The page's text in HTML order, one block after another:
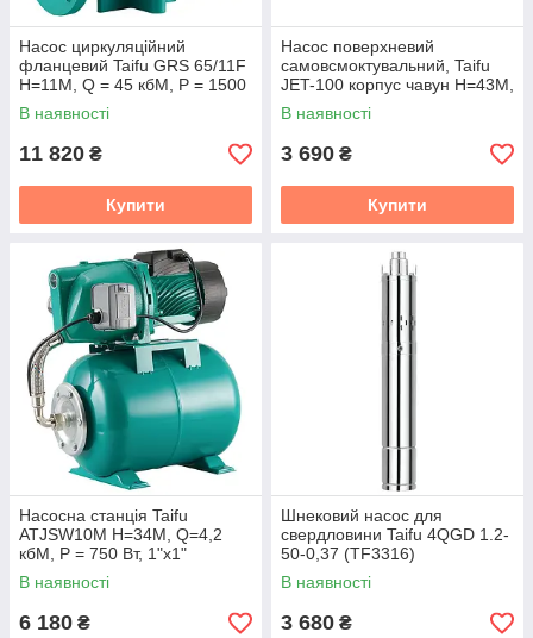
Насос циркуляційний
фланцевий Taifu GRS 65/11F
Н=11М, Q = 45 кбМ, P = 1500
Вт, 380 V (TF0052)
В наявності
11 820 ₴
Купити
Насос поверхневий
самовсмоктувальний, Taifu
JET-100 корпус чавун Н=43М,
Q = 3,6 кбМ, P = 750 Вт, 1"x 1"
(TF0029)
В наявності
3 690 ₴
Купити
Насосна станція Taifu
ATJSW10M Н=34М, Q=4,2
кбМ, P = 750 Вт, 1"x1"
(TF0038)
В наявності
6 180 ₴
Шнековий насос для
свердловини Taifu 4QGD 1.2-
50-0,37 (TF3316)
В наявності
3 680 ₴